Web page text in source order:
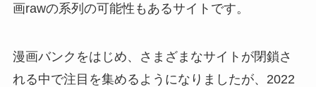
画rawの系列の可能性もあるサイトです。
漫画バンクをはじめ、さまざまなサイトが閉鎖さ
れる中で注目を集めるようになりましたが、2022